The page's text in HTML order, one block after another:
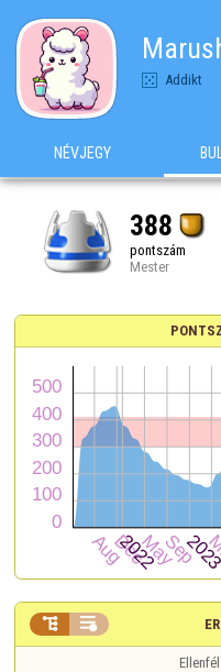
Addikt
NÉVJEGY
388
pontszám
Mester
 
Ellenfél